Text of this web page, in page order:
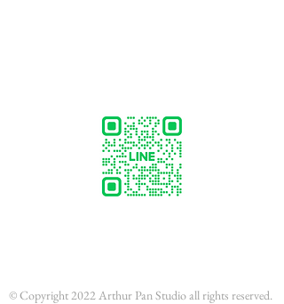
© Copyright 2022 Arthur Pan Studio all rights reserved.